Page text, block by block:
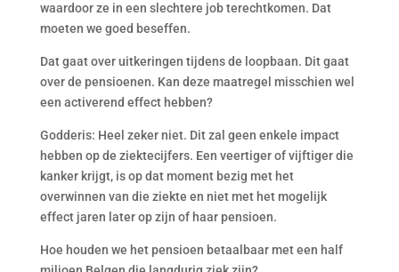
waardoor ze in een slechtere job terechtkomen. Dat
moeten we goed beseffen.
Dat gaat over uitkeringen tijdens de loopbaan. Dit gaat
over de pensioenen. Kan deze maatregel misschien wel
een activerend effect hebben?
Godderis: Heel zeker niet. Dit zal geen enkele impact
hebben op de ziektecijfers. Een veertiger of vijftiger die
kanker krijgt, is op dat moment bezig met het
overwinnen van die ziekte en niet met het mogelijk
effect jaren later op zijn of haar pensioen.
Hoe houden we het pensioen betaalbaar met een half